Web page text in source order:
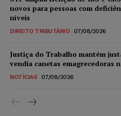
novos para pessoas com
níveis
DIREITO TRIBUTÁRIO 07/08/2026
Justiça do Trabalho mantém
vendia canetas emagrecedoras
NOTÍCIAS 07/08/2026